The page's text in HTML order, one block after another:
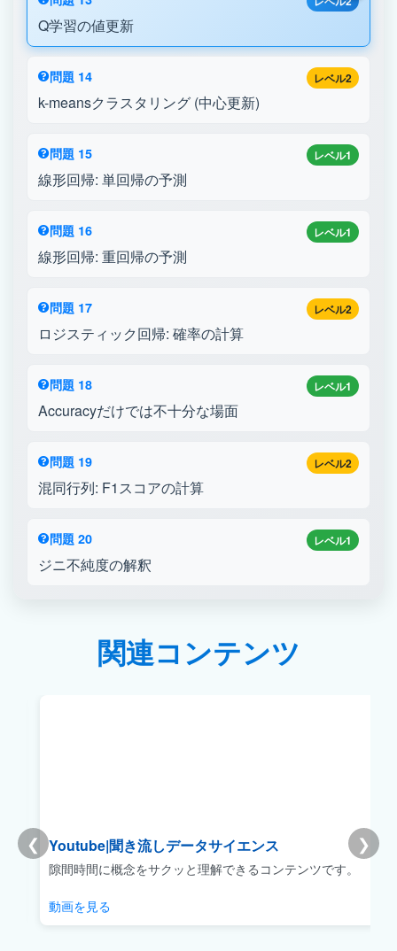
Q学習の値更新
レベル2
問題 14
k-meansクラスタリング (中心更新)
レベル1
問題 15
線形回帰: 単回帰の予測
レベル1
問題 16
線形回帰: 重回帰の予測
レベル2
問題 17
ロジスティック回帰: 確率の計算
レベル1
問題 18
Accuracyだけでは不十分な場面
レベル2
問題 19
混同行列: F1スコアの計算
レベル1
問題 20
ジニ不純度の解釈
関連コンテンツ
❮ ❯
Youtube|聞き流しデータサイエンス
隙間時間に概念をサクッと理解できるコンテンツです。
動画を見る